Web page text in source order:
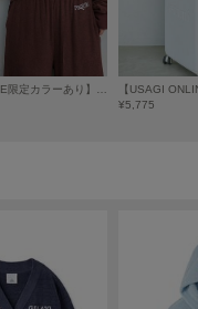
¥5,775